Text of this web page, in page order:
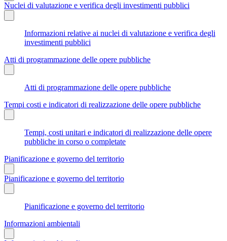
Nuclei di valutazione e verifica degli investimenti pubblici
Informazioni relative ai nuclei di valutazione e verifica degli
investimenti pubblici
Atti di programmazione delle opere pubbliche
Atti di programmazione delle opere pubbliche
Tempi costi e indicatori di realizzazione delle opere pubbliche
Tempi, costi unitari e indicatori di realizzazione delle opere
pubbliche in corso o completate
Pianificazione e governo del territorio
Pianificazione e governo del territorio
Pianificazione e governo del territorio
Informazioni ambientali